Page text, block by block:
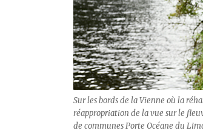
Sur les bords de la Vienne où la
réappropriation de la vue sur le
de communes Porte Océane du